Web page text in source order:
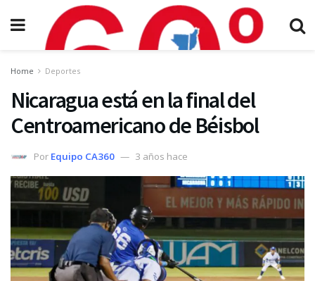
Home Deportes
Nicaragua está en la final del
Centroamericano de Béisbol
Por Equipo CA360 3 años hace